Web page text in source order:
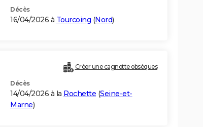
Décès
16/04/2026 à Tourcoing (Nord)
Créer une cagnotte obsèques
Décès
14/04/2026 à la Rochette (Seine-et-
Marne)